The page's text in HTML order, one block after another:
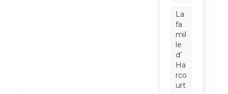
La
fa
mil
le
d’
Ha
rco
urt